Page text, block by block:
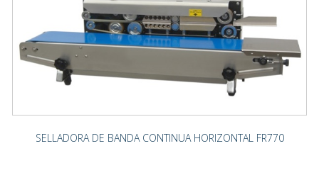
SELLADORA DE BANDA CONTINUA HORIZONTAL FR770